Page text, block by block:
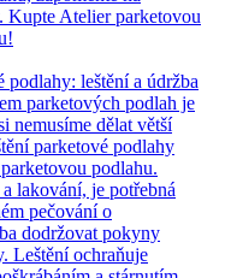
Kupte Atelier parketovou
podlahy: leštění a údržba
parketových podlah je
nemusíme dělat větší
parketové podlahy
podlahu.
lakování, je potřebná
pečování o
dodržovat pokyny
Leštění ochraňuje